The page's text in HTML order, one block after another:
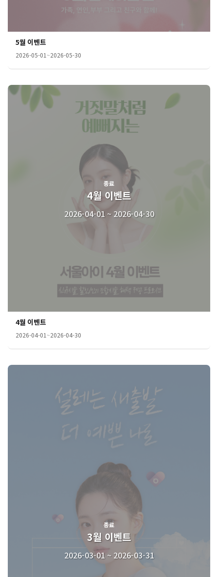
5월 이벤트
2026-05-01~2026-05-30
종료
4월 이벤트
2026-04-01 ~ 2026-04-30
4월 이벤트
2026-04-01~2026-04-30
종료
3월 이벤트
2026-03-01 ~ 2026-03-31